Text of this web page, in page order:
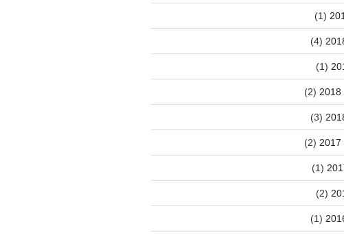
(1)
(4)
(1)
(2)
(3)
(2)
(1)
(2)
(1)